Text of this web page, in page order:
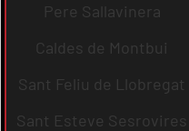
Pere Sallavinera
Caldes de Montbui
Sant Feliu de Llobregat
Sant Esteve Sesrovires